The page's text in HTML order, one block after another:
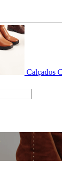
Calçados